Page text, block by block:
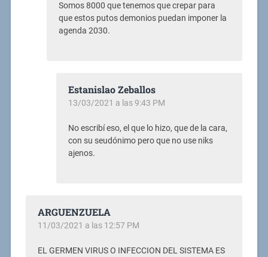
Somos 8000 que tenemos que crepar para
que estos putos demonios puedan imponer la
agenda 2030.
Estanislao Zeballos
13/03/2021 a las 9:43 PM
No escribí eso, el que lo hizo, que de la cara,
con su seudónimo pero que no use niks
ajenos.
ARGUENZUELA
11/03/2021 a las 12:57 PM
EL GERMEN VIRUS O INFECCION DEL SISTEMA ES